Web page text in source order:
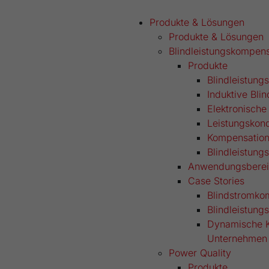
Produkte & Lösungen
Produkte & Lösungen
Produkte
Induktive
Case Stories
Dynamische
Unternehmen
Power Quality